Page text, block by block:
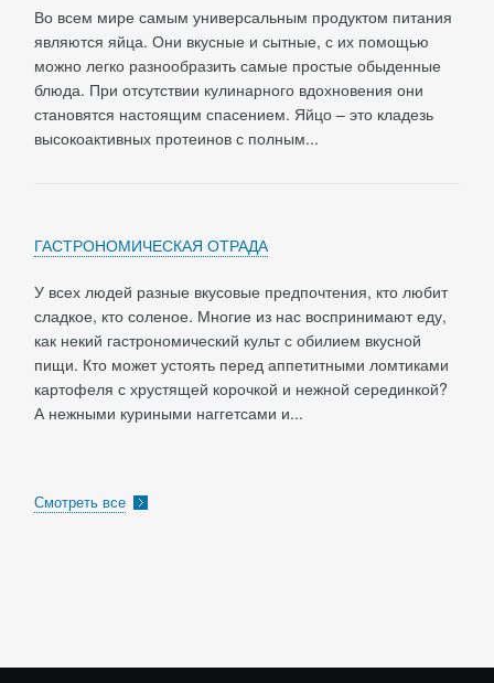
Во всем мире самым универсальным продуктом питания
являются яйца. Они вкусные и сытные, с их помощью
можно легко разнообразить самые простые обыденные
блюда. При отсутствии кулинарного вдохновения они
становятся настоящим спасением. Яйцо – это кладезь
высокоактивных протеинов с полным...
ГАСТРОНОМИЧЕСКАЯ ОТРАДА
У всех людей разные вкусовые предпочтения, кто любит
сладкое, кто соленое. Многие из нас воспринимают еду,
как некий гастрономический культ с обилием вкусной
пищи. Кто может устоять перед аппетитными ломтиками
картофеля с хрустящей корочкой и нежной серединкой?
А нежными куриными наггетсами и...
Смотреть все